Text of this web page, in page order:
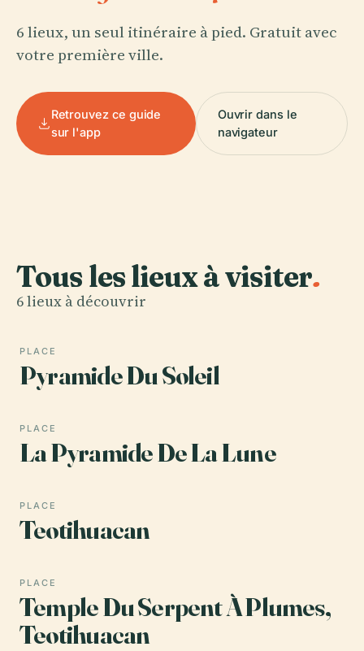
6 lieux, un seul itinéraire à pied. Gratuit avec
votre première ville.
Retrouvez ce guide
sur l'app
Ouvrir dans le
navigateur
Tous les lieux à visiter.
6 lieux à découvrir
PLACE
Pyramide Du Soleil
PLACE
La Pyramide De La Lune
PLACE
Teotihuacan
PLACE
Temple Du Serpent À Plumes,
Teotihuacan